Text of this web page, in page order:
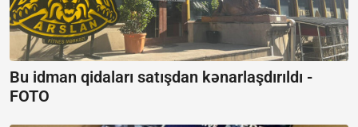
Bu idman qidaları satışdan kənarlaşdırıldı -
FOTO